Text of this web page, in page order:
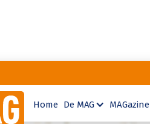
Home De MAG MAGazine